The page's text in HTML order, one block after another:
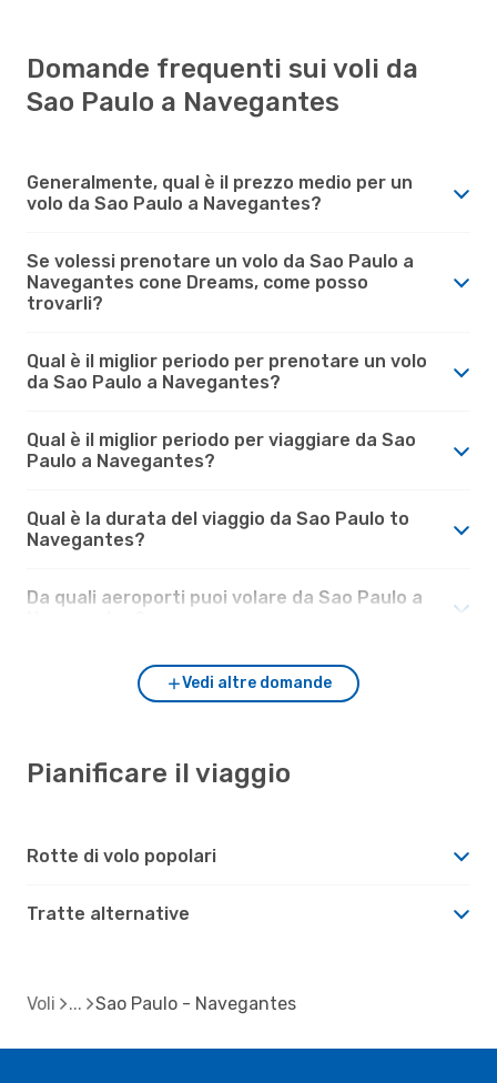
Domande frequenti sui voli da
Sao Paulo a Navegantes
Generalmente, qual è il prezzo medio per un
volo da Sao Paulo a Navegantes?
Se volessi prenotare un volo da Sao Paulo a
Navegantes cone Dreams, come posso
trovarli?
Qual è il miglior periodo per prenotare un volo
da Sao Paulo a Navegantes?
Qual è il miglior periodo per viaggiare da Sao
Paulo a Navegantes?
Qual è la durata del viaggio da Sao Paulo to
Navegantes?
Da quali aeroporti puoi volare da Sao Paulo a
Vedi altre domande
Pianificare il viaggio
Rotte di volo popolari
Tratte alternative
Voli Sao Paulo - Navegantes